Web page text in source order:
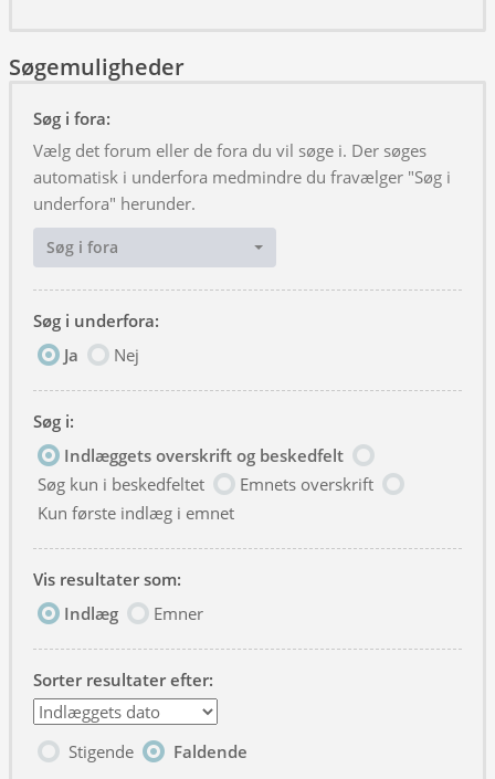
Søgemuligheder
Søg i fora:
Vælg det forum eller de fora du vil søge i. Der søges
automatisk i underfora medmindre du fravælger "Søg i
underfora" herunder.
Søg i fora
Søg i underfora:
Ja
Nej
Søg i:
Indlæggets overskrift og beskedfelt
Søg kun i beskedfeltet
Emnets overskrift
Kun første indlæg i emnet
Vis resultater som:
Indlæg
Emner
Sorter resultater efter:
Stigende Faldende